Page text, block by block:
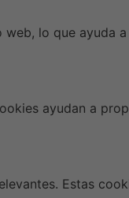
lo que ayuda
ayudan a
Estas